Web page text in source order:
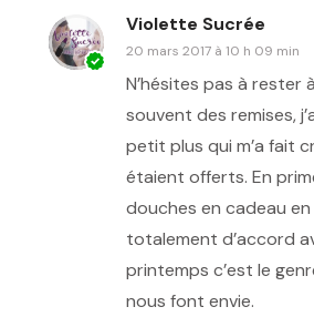
Violette Sucrée
20 mars 2017 à 10 h 09 min
N’hésites pas à rester
souvent des remises,
petit plus qui m’a fait
étaient offerts. En
douches en cadeau en
totalement d’accord
printemps c’est le
nous font envie.